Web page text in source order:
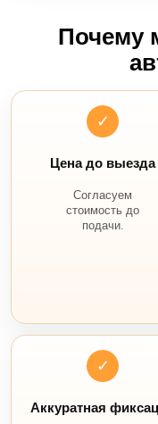
Почему
✓
Цена до выезда
Согласуем
стоимость до
подачи.
✓
Аккуратная